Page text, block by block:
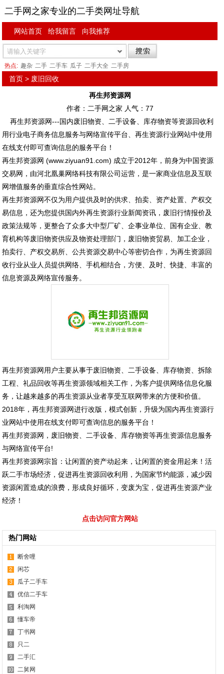
二手网之家专业的二手类网址导航
网站首页 给我留言 向我推荐
热点: 趣杂 二手 二手车 瓜子 二手大全 二手房
首页 > 废旧回收
再生邦资源网
作者：二手网之家 人气： 77
再生邦资源网---国内废旧物资、二手设备、库存物资等资源回收利
用行业电子商务信息服务与网络宣传平台、再生资源行业网站中使用
在线支付即可查询信息的服务平台！
再生邦资源网 (www.ziyuan91.com) 成立于2012年，前身为中国资源
交易网，由河北凰巢网络科技有限公司运营，是一家商业信息及互联
网增值服务的垂直综合性网站。
再生邦资源网不仅为用户提供及时的供求、拍卖、资产处置、产权交
易信息，还为您提供国内外再生资源行业新闻资讯，废旧行情报价及
政策法规等，更整合了众多大中型厂矿、企事业单位、国有企业、教
育机构等废旧物资供应及物资处理部门，废旧物资贸易、加工企业，
拍卖行、产权交易所、公共资源交易中心等密切合作，为再生资源回
收行业从业人员提供网络、手机相结合，方便、及时、快捷、丰富的
信息资源及网络宣传服务。
再生邦资源网用户主要从事于废旧物资、二手设备、库存物资、拆除
工程、礼品回收等再生资源领域相关工作，为客户提供网络信息化服
务，让越来越多的再生资源从业者享受互联网带来的方便和价值。
2018年，再生邦资源网进行改版，模式创新，升级为国内再生资源行
业网站中使用在线支付即可查询信息的服务平台！
再生邦资源网，废旧物资、二手设备、库存物资等再生资源信息服务
与网络宣传平台!
再生邦资源网宗旨：让闲置的资产动起来，让闲置的资金用起来！活
跃二手市场经济，促进再生资源回收利用，为国家节约能源，减少因
资源闲置造成的浪费，形成良好循环，变废为宝，促进再生资源产业
经济！
点击访问官方网站
热门网站
断舍哩
闲芯
瓜子二手车
优信二手车
利淘网
懂车帝
丁书网
只二
二手汇
二舅网